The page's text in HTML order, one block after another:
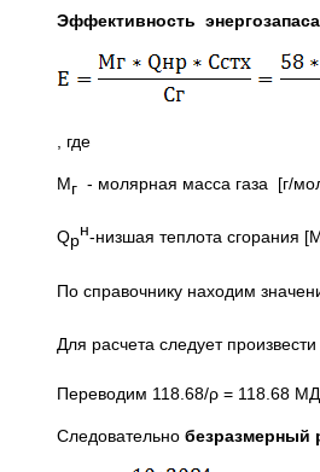
Эффективность
, где
Мг - молярная масса газа [г/
Qp
н-низшая теплота сгорания
По справочнику находим
Для расчета следует
Переводим 118.68/ρ = 118.68
Следовательно безразмерный